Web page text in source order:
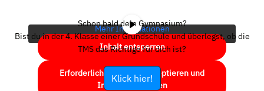
Mehr Informationen
Inhalt entsperren
Erforderlichen Service akzeptieren und
Inhalte entsperren
Schon bald dein Gymnasium?
Bist du in der 4. Klasse einer Grundschule und überlegst, ob die
TMS das Richtige für dich ist?
Klick hier!